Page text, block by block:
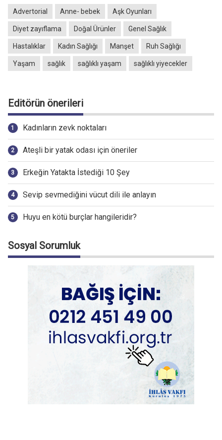
Advertorial Anne- bebek Aşk Oyunları
Diyet zayıflama Doğal Ürünler Genel Sağlık
Hastalıklar Kadın Sağlığı Manşet Ruh Sağlığı
Yaşam sağlık sağlıklı yaşam sağlıklı yiyecekler
Editörün önerileri
Kadınların zevk noktaları
Ateşli bir yatak odası için öneriler
Erkeğin Yatakta İstediği 10 Şey
Sevip sevmediğini vücut dili ile anlayın
Huyu en kötü burçlar hangileridir?
Sosyal Sorumluk